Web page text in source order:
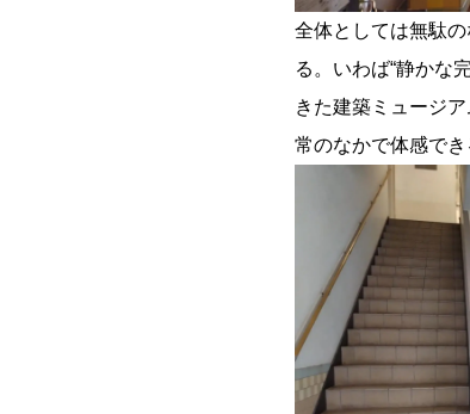
全体としては無駄
る。いわば“静かな
きた建築ミュージ
常のなかで体感でき